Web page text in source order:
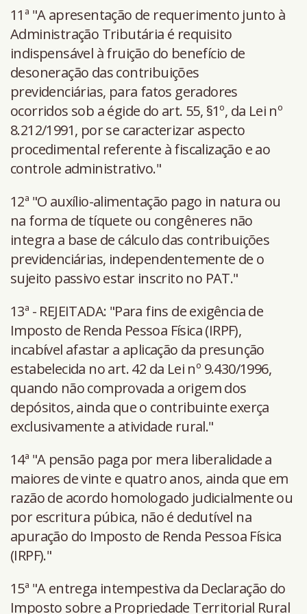
11ª "A apresentação de requerimento junto à
Administração Tributária é requisito
indispensável à fruição do benefício de
desoneração das contribuições
previdenciárias, para fatos geradores
ocorridos sob a égide do art. 55, §1º, da Lei nº
8.212/1991, por se caracterizar aspecto
procedimental referente à fiscalização e ao
controle administrativo."
12ª "O auxílio-alimentação pago in natura ou
na forma de tíquete ou congêneres não
integra a base de cálculo das contribuições
previdenciárias, independentemente de o
sujeito passivo estar inscrito no PAT."
13ª - REJEITADA: "Para fins de exigência de
Imposto de Renda Pessoa Física (IRPF),
incabível afastar a aplicação da presunção
estabelecida no art. 42 da Lei nº 9.430/1996,
quando não comprovada a origem dos
depósitos, ainda que o contribuinte exerça
exclusivamente a atividade rural."
14ª "A pensão paga por mera liberalidade a
maiores de vinte e quatro anos, ainda que em
razão de acordo homologado judicialmente ou
por escritura púbica, não é dedutível na
apuração do Imposto de Renda Pessoa Física
(IRPF)."
15ª "A entrega intempestiva da Declaração do
Imposto sobre a Propriedade Territorial Rural